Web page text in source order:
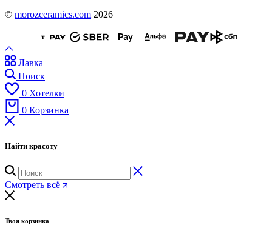
© morozceramics.com 2026
Лавка
Поиск
0 Хотелки
0 Корзинка
Найти красоту
Смотреть всё
Твоя корзинка